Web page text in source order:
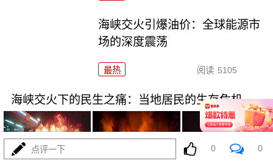
海峡交火引爆油价：全球能源市
场的深度震荡
最热 阅读 5105
海峡交火下的民生之痛：当地居民的生存危机
点评一下 0 0